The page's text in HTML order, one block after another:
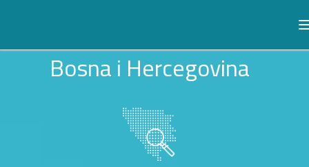
Bosna i Hercegovina